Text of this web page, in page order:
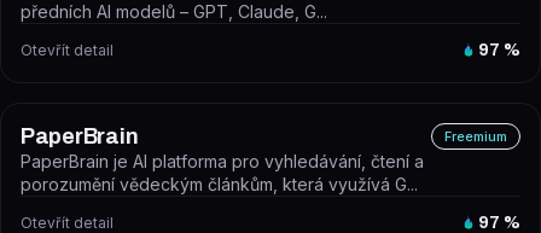
předních AI modelů – GPT, Claude, G...
Otevřít detail 97 %
PaperBrain Freemium
PaperBrain je AI platforma pro vyhledávání, čtení a
porozumění vědeckým článkům, která využívá G...
Otevřít detail 97 %